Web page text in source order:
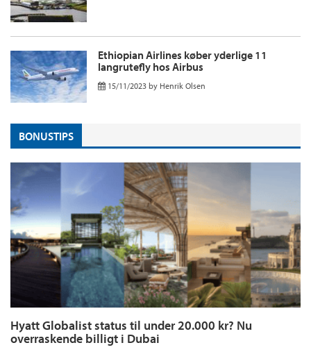
Ethiopian Airlines køber yderlige 11
langrutefly hos Airbus
15/11/2023 by Henrik Olsen
BONUSTIPS
Hyatt Globalist status til under 20.000 kr? Nu
overraskende billigt i Dubai